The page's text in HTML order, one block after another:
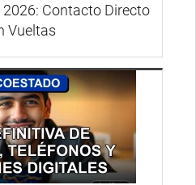
2026: Contacto Directo
Vueltas